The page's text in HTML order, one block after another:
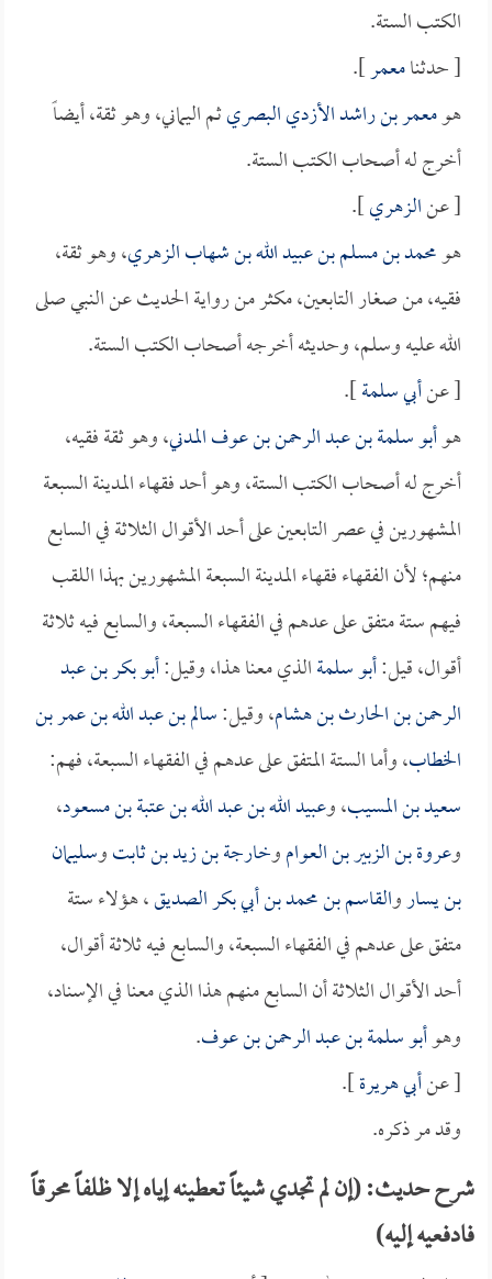
الكتب الستة.
[ حدثنامعمر].
هومعمر بن راشد الأزدي البصريثم اليماني، وهو ثقة، أيضاً
أخرج له أصحاب الكتب الستة.
[ عنالزهري].
هومحمد بن مسلم بن عبيد الله بن شهاب الزهري، وهو ثقة،
فقيه، من صغار التابعين، مكثر من رواية الحديث عن النبي صلى
الله عليه وسلم، وحديثه أخرجه أصحاب الكتب الستة.
[ عنأبي سلمة].
هوأبو سلمة بن عبد الرحمن بن عوف المدني، وهو ثقة فقيه،
أخرج له أصحاب الكتب الستة، وهو أحد فقهاء المدينة السبعة
المشهورين في عصر التابعين على أحد الأقوال الثلاثة في السابع
منهم؛ لأن الفقهاء فقهاء المدينة السبعة المشهورين بهذا اللقب
فيهم ستة متفق على عدهم في الفقهاء السبعة، والسابع فيه ثلاثة
أقوال، قيل:أبو سلمةالذي معنا هذا، وقيل:أبو بكر بن عبد
الرحمن بن الحارث بن هشام، وقيل:سالم بن عبد الله بن عمر بن
الخطاب، وأما الستة المتفق على عدهم في الفقهاء السبعة، فهم:
سعيد بن المسيب، وعبيد الله بن عبد الله بن عتبة بن مسعود،
وعروة بن الزبير بن العواموخارجة بن زيد بن ثابتوسليمان
بن يساروالقاسم بن محمد بن أبي بكر الصديق، هؤلاء ستة
متفق على عدهم في الفقهاء السبعة، والسابع فيه ثلاثة أقوال،
أحد الأقوال الثلاثة أن السابع منهم هذا الذي معنا في الإسناد،
وهوأبو سلمة بن عبد الرحمن بن عوف.
[ عنأبي هريرة].
وقد مر ذكره.
شرح حديث: (إن لم تجدي شيئاً تعطينه إياه إلا ظلفاً محرقاً
فادفعيه إليه)